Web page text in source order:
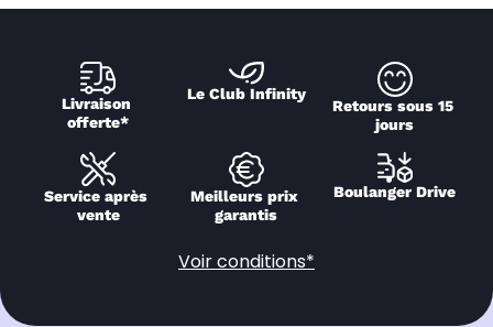
Livraison
offerte*
Le Club Infinity
Retours sous 15
jours
Service après
vente
Meilleurs prix
garantis
Boulanger Drive
Voir conditions*